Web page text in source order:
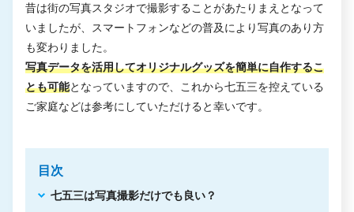
昔は街の写真スタジオで撮影することがあたりまえとなって
いましたが、スマートフォンなどの普及により写真のあり方
も変わりました。
写真データを活用してオリジナルグッズを簡単に自作するこ
とも可能となっていますので、これから七五三を控えている
ご家庭などは参考にしていただけると幸いです。
目次
七五三は写真撮影だけでも良い？